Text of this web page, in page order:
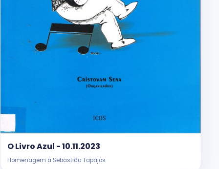
O Livro Azul - 10.11.2023
Homenagem a Sebastião Tapajós